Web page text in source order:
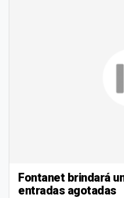
Fontanet brindará
entradas agotadas